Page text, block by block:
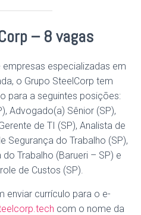
– 8 vagas
especializadas em
o Grupo SteelCorp tem
para a seguintes posições:
Advogado(a) Sênior (SP),
de TI (SP), Analista de
Segurança do Trabalho (SP),
Trabalho (Barueri – SP) e
de Custos (SP).
enviar currículo para o e-
com o nome da